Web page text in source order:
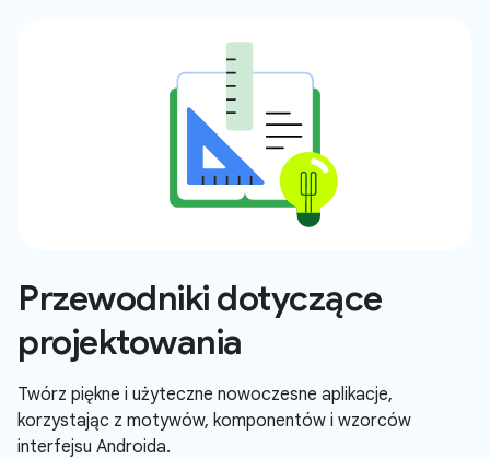
Przewodniki dotyczące
projektowania
Twórz piękne i użyteczne nowoczesne aplikacje,
korzystając z motywów, komponentów i wzorców
interfejsu Androida.